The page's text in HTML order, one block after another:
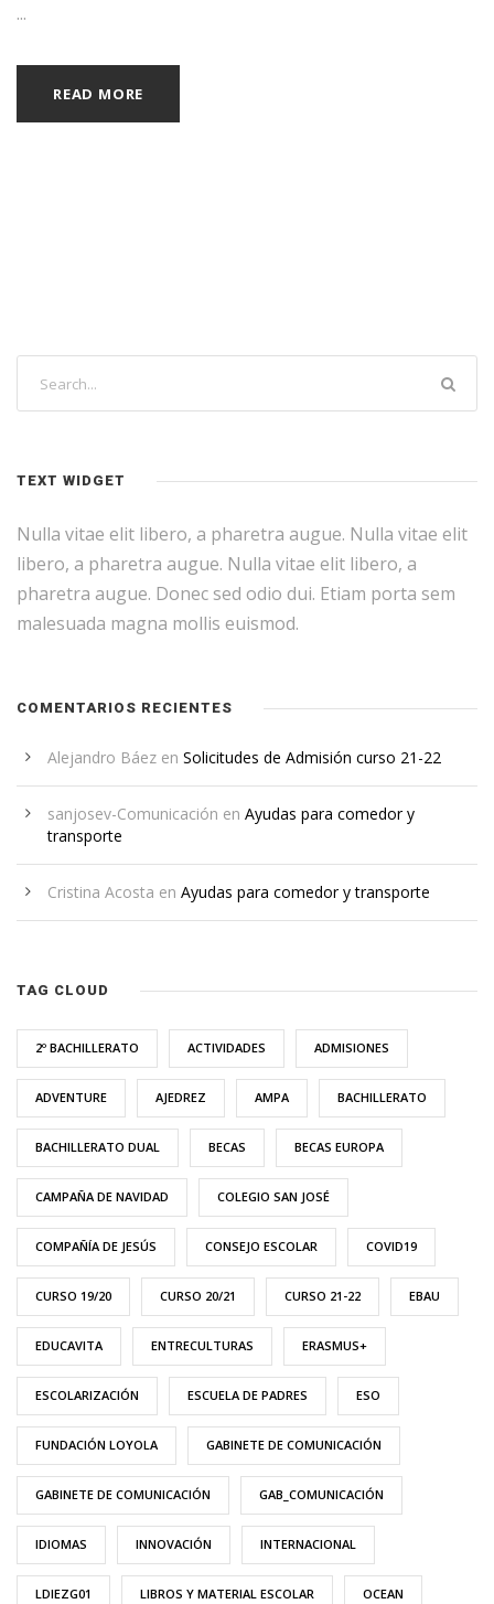
...
READ MORE
TEXT WIDGET
Nulla vitae elit libero, a pharetra augue. Nulla vitae elit
libero, a pharetra augue. Nulla vitae elit libero, a
pharetra augue. Donec sed odio dui. Etiam porta sem
malesuada magna mollis euismod.
COMENTARIOS RECIENTES
Alejandro Báez en Solicitudes de Admisión curso 21-22
sanjosev-Comunicación en Ayudas para comedor y
transporte
Cristina Acosta en Ayudas para comedor y transporte
TAG CLOUD
2º BACHILLERATO ACTIVIDADES ADMISIONES
ADVENTURE AJEDREZ AMPA BACHILLERATO
BACHILLERATO DUAL BECAS BECAS EUROPA
CAMPAÑA DE NAVIDAD COLEGIO SAN JOSÉ
COMPAÑÍA DE JESÚS CONSEJO ESCOLAR COVID19
CURSO 19/20 CURSO 20/21 CURSO 21-22 EBAU
EDUCAVITA ENTRECULTURAS ERASMUS+
ESCOLARIZACIÓN ESCUELA DE PADRES ESO
FUNDACIÓN LOYOLA GABINETE DE COMUNICACIÓN
GABINETE DE COMUNICACIÓN GAB_COMUNICACIÓN
IDIOMAS INNOVACIÓN INTERNACIONAL
LDIEZG01 LIBROS Y MATERIAL ESCOLAR OCEAN